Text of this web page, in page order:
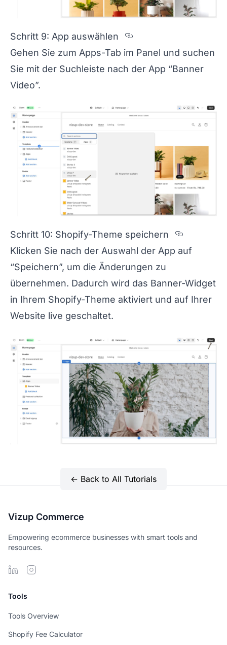
Schritt 9: App auswählen
Section titled
Gehen Sie zum Apps-Tab im Panel und suchen
Sie mit der Suchleiste nach der App “Banner
Video”.
Schritt 10: Shopify-Theme speichern
Section
Klicken Sie nach der Auswahl der App auf
“Speichern”, um die Änderungen zu
übernehmen. Dadurch wird das Banner-Widget
in Ihrem Shopify-Theme aktiviert und auf Ihrer
Website live geschaltet.
← Back to All Tutorials
Vizup Commerce
Empowering ecommerce businesses with smart tools and
resources.
Tools
Tools Overview
Shopify Fee Calculator